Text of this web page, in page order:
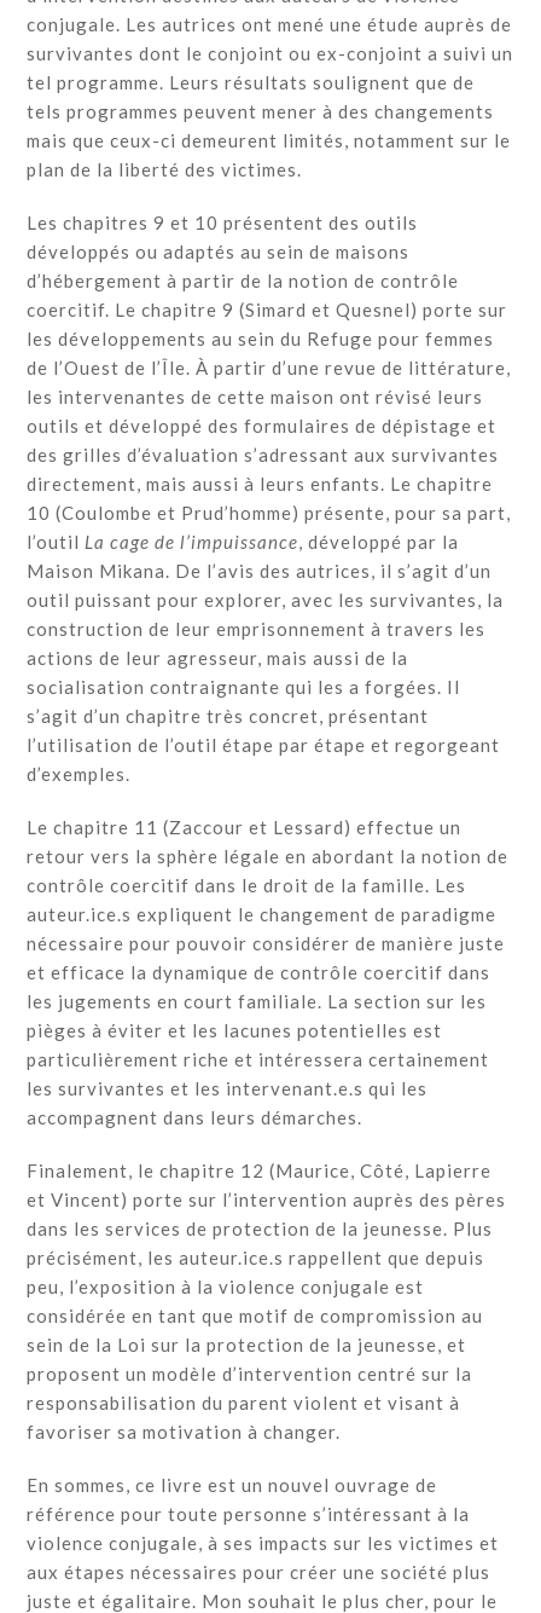
conjugale. Les autrices ont mené une étude auprès de
survivantes dont le conjoint ou ex-conjoint a suivi un
tel programme. Leurs résultats soulignent que de
tels programmes peuvent mener à des changements
mais que ceux-ci demeurent limités, notamment sur le
plan de la liberté des victimes.
Les chapitres 9 et 10 présentent des outils
développés ou adaptés au sein de maisons
d’hébergement à partir de la notion de contrôle
coercitif. Le chapitre 9 (Simard et Quesnel) porte sur
les développements au sein du Refuge pour femmes
de l’Ouest de l’Île. À partir d’une revue de littérature,
les intervenantes de cette maison ont révisé leurs
outils et développé des formulaires de dépistage et
des grilles d’évaluation s’adressant aux survivantes
directement, mais aussi à leurs enfants. Le chapitre
10 (Coulombe et Prud’homme) présente, pour sa part,
l’outil La cage de l’impuissance, développé par la
Maison Mikana. De l’avis des autrices, il s’agit d’un
outil puissant pour explorer, avec les survivantes, la
construction de leur emprisonnement à travers les
actions de leur agresseur, mais aussi de la
socialisation contraignante qui les a forgées. Il
s’agit d’un chapitre très concret, présentant
l’utilisation de l’outil étape par étape et regorgeant
d’exemples.
Le chapitre 11 (Zaccour et Lessard) effectue un
retour vers la sphère légale en abordant la notion de
contrôle coercitif dans le droit de la famille. Les
auteur.ice.s expliquent le changement de paradigme
nécessaire pour pouvoir considérer de manière juste
et efficace la dynamique de contrôle coercitif dans
les jugements en court familiale. La section sur les
pièges à éviter et les lacunes potentielles est
particulièrement riche et intéressera certainement
les survivantes et les intervenant.e.s qui les
accompagnent dans leurs démarches.
Finalement, le chapitre 12 (Maurice, Côté, Lapierre
et Vincent) porte sur l’intervention auprès des pères
dans les services de protection de la jeunesse. Plus
précisément, les auteur.ice.s rappellent que depuis
peu, l’exposition à la violence conjugale est
considérée en tant que motif de compromission au
sein de la Loi sur la protection de la jeunesse, et
proposent un modèle d’intervention centré sur la
responsabilisation du parent violent et visant à
favoriser sa motivation à changer.
En sommes, ce livre est un nouvel ouvrage de
référence pour toute personne s’intéressant à la
violence conjugale, à ses impacts sur les victimes et
aux étapes nécessaires pour créer une société plus
juste et égalitaire. Mon souhait le plus cher, pour le